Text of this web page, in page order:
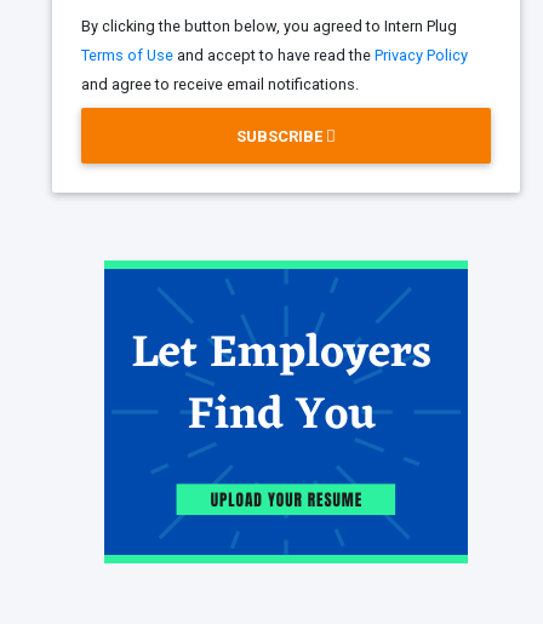
By clicking the button below, you agreed to Intern Plug
Terms of Use and accept to have read the Privacy Policy
and agree to receive email notifications.
SUBSCRIBE